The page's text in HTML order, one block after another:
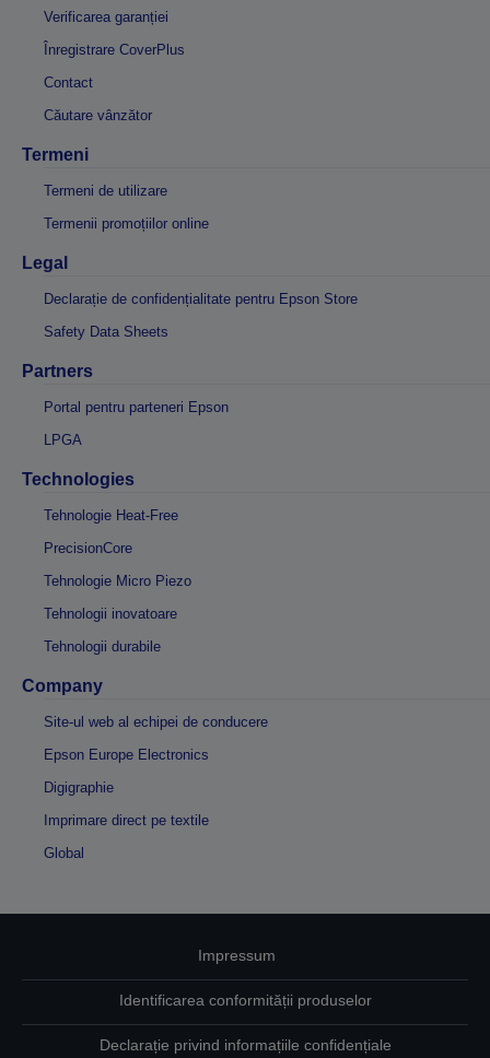
Verificarea garanției
Înregistrare CoverPlus
Contact
Căutare vânzător
Termeni
Termeni de utilizare
Termenii promoțiilor online
Legal
Declarație de confidențialitate pentru Epson Store
Safety Data Sheets
Partners
Portal pentru parteneri Epson
LPGA
Technologies
Tehnologie Heat-Free
PrecisionCore
Tehnologie Micro Piezo
Tehnologii inovatoare
Tehnologii durabile
Company
Site-ul web al echipei de conducere
Epson Europe Electronics
Digigraphie
Imprimare direct pe textile
Global
Impressum
Identificarea conformității produselor
Declarație privind informațiile confidențiale